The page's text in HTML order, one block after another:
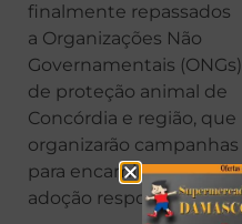
finalmente repassados
a Organizações Não
Governamentais (ONGs)
de proteção animal de
Concórdia e região, que
organizarão campanhas
para encaminhá-los à
adoção responsável.